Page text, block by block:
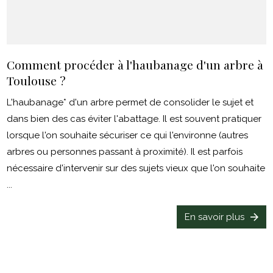
Comment procéder à l'haubanage d'un arbre à
Toulouse ?
L'haubanage* d'un arbre permet de consolider le sujet et
dans bien des cas éviter l'abattage. Il est souvent pratiquer
lorsque l'on souhaite sécuriser ce qui l'environne (autres
arbres ou personnes passant à proximité). Il est parfois
nécessaire d'intervenir sur des sujets vieux que l'on souhaite
...
En savoir plus